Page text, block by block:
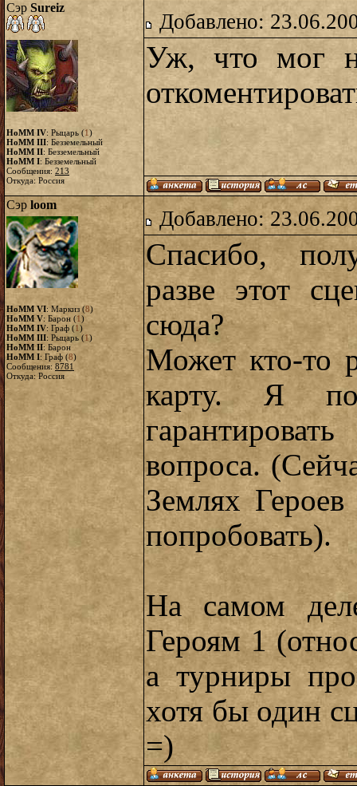
Сэр Sureiz
HoMM IV: Рыцарь (1)
HoMM III: Безземельный
HoMM II: Безземельный
HoMM I: Безземельный
Сообщения: 213
Откуда: Россия
Добавлено:
Уж, что мог
Сэр loom
HoMM VI: Маркиз (8)
HoMM V: Барон (1)
HoMM IV: Граф (1)
HoMM III: Рыцарь (1)
HoMM II: Барон
HoMM I: Граф (8)
Сообщения: 8781
Откуда: Россия
Добавлено:
Спасибо,
разве этот
сюда?
Может кто-то
карту. Я
вопроса.
Землях
попробовать).
На самом
Героям 1
а турниры
хотя бы один
=)